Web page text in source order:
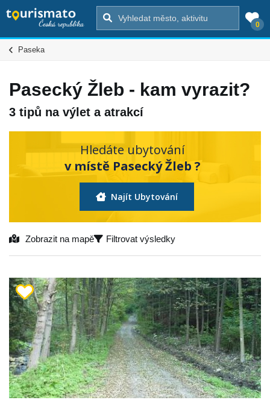
0
Paseka
Pasecký Žleb - kam vyrazit?
3 tipů na výlet a atrakcí
Hledáte ubytování
v místě Pasecký Žleb ?
Najít Ubytování
Zobrazit na mapě Filtrovat výsledky